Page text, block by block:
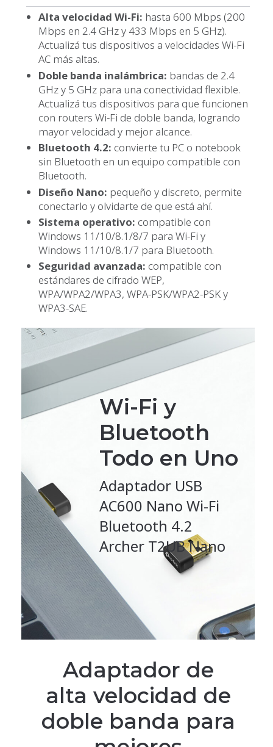
Alta velocidad Wi-Fi: hasta 600 Mbps (200
Mbps en 2.4 GHz y 433 Mbps en 5 GHz).
Actualizá tus dispositivos a velocidades Wi-Fi
AC más altas.
Doble banda inalámbrica: bandas de 2.4
GHz y 5 GHz para una conectividad flexible.
Actualizá tus dispositivos para que funcionen
con routers Wi-Fi de doble banda, logrando
mayor velocidad y mejor alcance.
Bluetooth 4.2: convierte tu PC o notebook
sin Bluetooth en un equipo compatible con
Bluetooth.
Diseño Nano: pequeño y discreto, permite
conectarlo y olvidarte de que está ahí.
Sistema operativo: compatible con
Windows 11/10/8.1/8/7 para Wi-Fi y
Windows 11/10/8.1/7 para Bluetooth.
Seguridad avanzada: compatible con
estándares de cifrado WEP,
WPA/WPA2/WPA3, WPA-PSK/WPA2-PSK y
WPA3-SAE.
Wi-Fi y
Bluetooth
Todo en Uno
Adaptador USB
AC600 Nano Wi-Fi
Bluetooth 4.2
Archer T2UB Nano
Adaptador de
alta velocidad de
doble banda para